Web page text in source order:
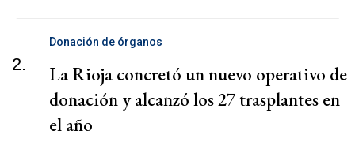
2.
Donación de órganos
La Rioja concretó un nuevo operativo de
donación y alcanzó los 27 trasplantes en
el año